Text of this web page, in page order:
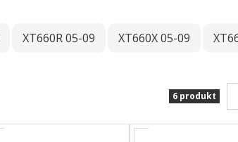
XT660R 05-09 XT660X 05-09
6 produkt